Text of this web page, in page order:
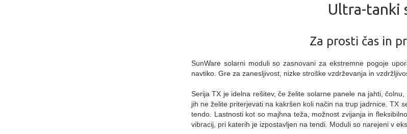
Ultra-tanki
Za prosti čas in
SunWare solarni moduli so zasnovani za ekstremne pogoje
navtiko. Gre za zanesljivost, nizke stroške vzdrževanja in
Serija TX je idelna rešitev, če želite solarne panele na jahti,
jih ne želite priterjevati na kakršen koli način na trup jadrnice. TX
tendo. Lastnosti kot so majhna teža, možnost zvijanja in
vibracij, pri katerih je izpostavljen na tendi. Moduli so narejeni v